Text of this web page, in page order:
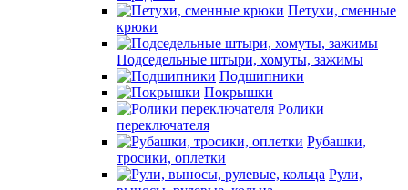
Петухи, сменные
крюки
Подседельные штыри, хомуты, зажимы
Подшипники
Покрышки
Ролики
переключателя
Рубашки,
тросики, оплетки
Рули,